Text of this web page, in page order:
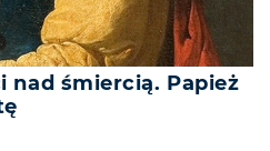
nad śmiercią. Papież